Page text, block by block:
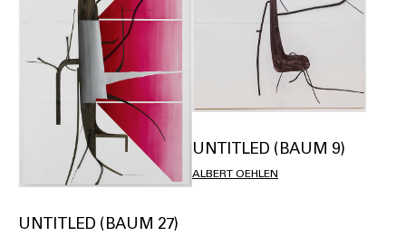
UNTITLED (BAUM 27)
UNTITLED (BAUM 9)
ALBERT OEHLEN